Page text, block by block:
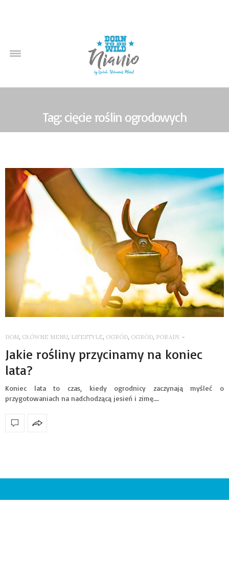
Tag: cięcie roślin ogrodowych
DOM, GŁÓWNE MENU, LIFESTYLE, OGRÓD, OGRÓD, PORADY -
Jakie rośliny przycinamy na koniec
lata?
Koniec lata to czas, kiedy ogrodnicy zaczynają myśleć o
przygotowaniach na nadchodzącą jesień i zimę.…